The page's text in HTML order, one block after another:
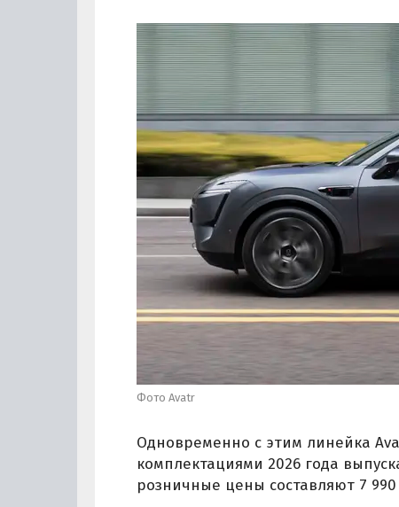
Фото Avatr
Одновременно с этим линейка
комплектациями 2026 года
розничные цены составляют 7